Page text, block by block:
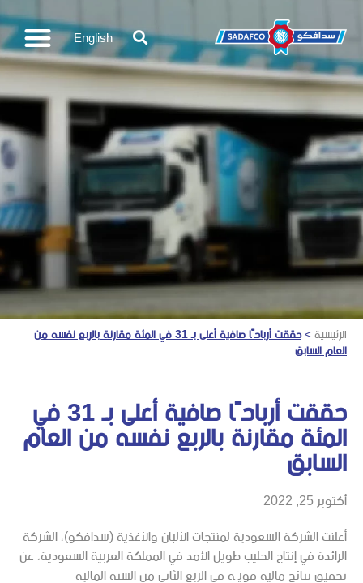
English
الرئيسية >
حققت أرباحًا صافية أعلى بـ 31 في المئة مقارنة بالربع نفسه من
العام السابق
حققت أرباحًا صافية أعلى بـ 31 في
المئة مقارنة بالربع نفسه من العام
السابق
أكتوبر 25, 2022
أعلنت الشركة السعودية لمنتجات الألبان والأغذية (سدافكو)، الشركة
الرائدة في إنتاج الحليب طويل الأمد في المملكة العربية السعودية، عن
تحقيق نتائج مالية قويّة في الربع الثاني من السنة المالية